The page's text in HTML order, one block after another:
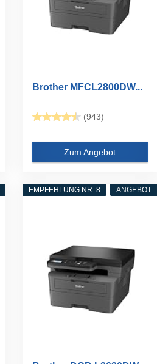
Brother MFCL2800DW...
(943)
Zum Angebot
ANGEBOT
EMPFEHLUNG NR. 8